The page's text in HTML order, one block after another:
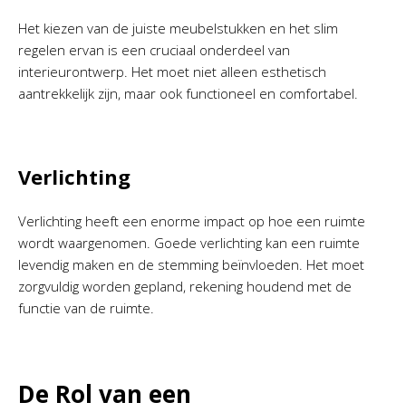
Het kiezen van de juiste meubelstukken en het slim
regelen ervan is een cruciaal onderdeel van
interieurontwerp. Het moet niet alleen esthetisch
aantrekkelijk zijn, maar ook functioneel en comfortabel.
Verlichting
Verlichting heeft een enorme impact op hoe een ruimte
wordt waargenomen. Goede verlichting kan een ruimte
levendig maken en de stemming beïnvloeden. Het moet
zorgvuldig worden gepland, rekening houdend met de
functie van de ruimte.
De Rol van een